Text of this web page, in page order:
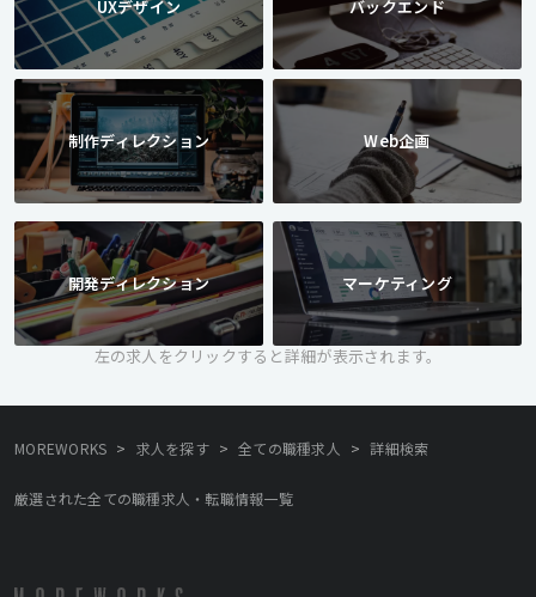
UXデザイン バックエンド
制作ディレクション
開発ディレクション
Web企画
マーケティング
左の求人をクリックすると詳細が表示されます。
MOREWORKS > 求人を探す > 全ての職種求人 > 詳細検索
厳選された全ての職種求人・転職情報一覧